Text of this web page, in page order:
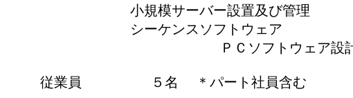
小規模サーバー設置及び管理
シーケンスソフトウェア
ＰＣソフトウェア設計、
従業員 ５名 ＊パート社員含む